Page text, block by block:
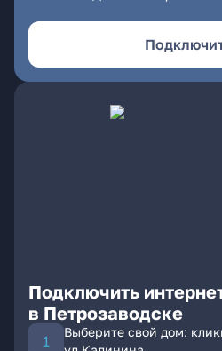
Подключить
в Петрозаводске
Выберите свой дом: